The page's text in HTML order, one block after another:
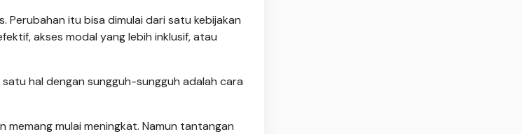
Perubahan itu bisa dimulai dari satu kebijakan
akses modal yang lebih inklusif, atau
hal dengan sungguh-sungguh adalah cara
memang mulai meningkat. Namun tantangan